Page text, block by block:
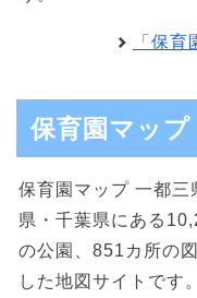
「保
保育園マップ
保育園マップ 一都三
県・千葉県にある
の公園、851カ所の
した地図サイトです。